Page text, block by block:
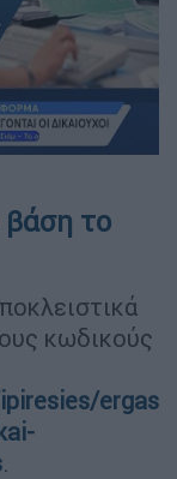
βάση το
κωδικούς
ergas
.